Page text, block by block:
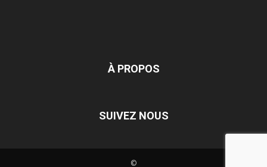
À PROPOS
SUIVEZ NOUS
©